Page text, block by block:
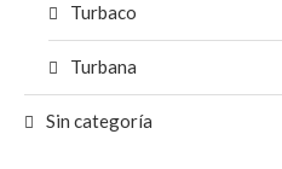
Turbaco
Turbana
Sin categoría